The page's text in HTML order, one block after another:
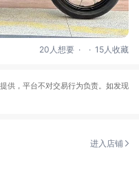
20人想要 . . 15人收藏
供，平台不对交易行为负责。如发现
进入店铺